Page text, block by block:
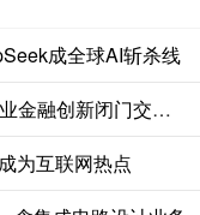
成全球AI斩杀线
长沙股票配资 2026AI驱动普惠及产业金融创新闭门交流会暨星图AI新产品发布会成功举办
为互联网热点